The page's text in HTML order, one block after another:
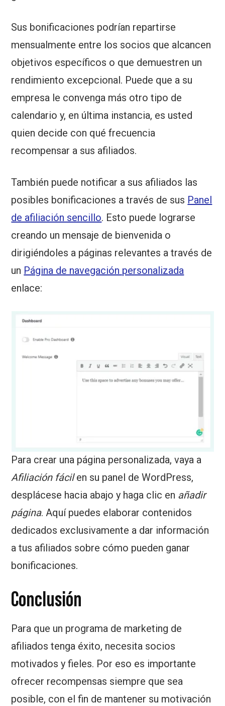
Sus bonificaciones podrían repartirse
mensualmente entre los socios que alcancen
objetivos específicos o que demuestren un
rendimiento excepcional. Puede que a su
empresa le convenga más otro tipo de
calendario y, en última instancia, es usted
quien decide con qué frecuencia
recompensar a sus afiliados.
También puede notificar a sus afiliados las
posibles bonificaciones a través de sus Panel
de afiliación sencillo. Esto puede lograrse
creando un mensaje de bienvenida o
dirigiéndoles a páginas relevantes a través de
un Página de navegación personalizada
enlace:
Para crear una página personalizada, vaya a
Afiliación fácilen su panel de WordPress,
desplácese hacia abajo y haga clic en añadir
página. Aquí puedes elaborar contenidos
dedicados exclusivamente a dar información
a tus afiliados sobre cómo pueden ganar
bonificaciones.
Conclusión
Para que un programa de marketing de
afiliados tenga éxito, necesita socios
motivados y fieles. Por eso es importante
ofrecer recompensas siempre que sea
posible, con el fin de mantener su motivación